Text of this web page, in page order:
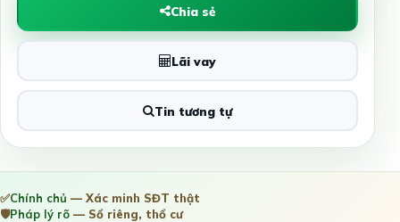
Chia sẻ
Lãi vay
Tin tương tự
✅Chính chủ — Xác minh SĐT thật
🛡️Pháp lý rõ — Sổ riêng, thổ cư